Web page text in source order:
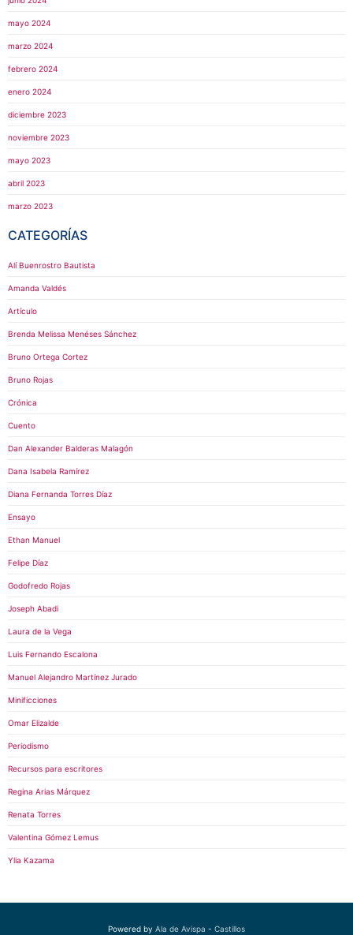
mayo 2024
marzo 2024
febrero 2024
enero 2024
diciembre 2023
noviembre 2023
mayo 2023
abril 2023
marzo 2023
CATEGORÍAS
Alí Buenrostro Bautista
Amanda Valdés
Artículo
Brenda Melissa Menéses Sánchez
Bruno Ortega Cortez
Bruno Rojas
Crónica
Cuento
Dan Alexander Balderas Malagón
Dana Isabela Ramírez
Diana Fernanda Torres Díaz
Ensayo
Ethan Manuel
Felipe Díaz
Godofredo Rojas
Joseph Abadi
Laura de la Vega
Luis Fernando Escalona
Manuel Alejandro Martínez Jurado
Minificciones
Omar Elizalde
Periodismo
Recursos para escritores
Regina Arias Márquez
Renata Torres
Valentina Gómez Lemus
Ylia Kazama
Powered by Ala de Avispa - Castillos